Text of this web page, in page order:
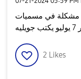
مشكلة في مسميات
2 Likes